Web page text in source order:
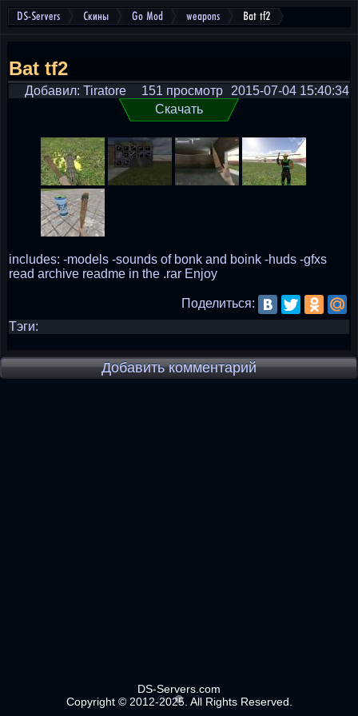
DS-Servers Скины Go Mod weapons Bat tf2
Bat tf2
Добавил: Tiratore 2015-07-04 15:40:34
151 просмотр
Скачать
includes: -models -sounds of bonk and boink -huds -gfxs
read archive readme in the .rar Enjoy
Поделиться:
Тэги:
Добавить комментарий
DS-Servers.com
Copyright © 2012-2025. All Rights Reserved.